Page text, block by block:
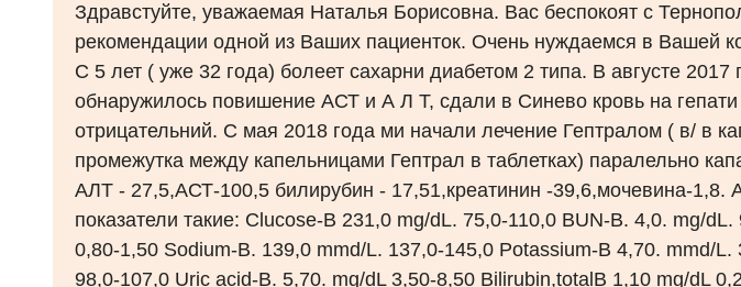
Здравстуйте, уважаемая Наталья Борисовна. Вас беспокоят с
рекомендации одной из Ваших пациенток. Очень нуждаемся в Вашей
С 5 лет ( уже 32 года) болеет сахарни диабетом 2 типа. В августе
обнаружилось повишение АСТ и А Л Т, сдали в Синево кровь на
отрицательний. С мая 2018 года ми начали лечение Гептралом ( в/ в
промежутка между капельницами Гептрал в таблетках) паралельно
АЛТ - 27,5,АСТ-100,5 билирубин - 17,51,креатинин -39,6,мочевина-1,8.
показатели такие: Clucose-B 231,0 mg/dL. 75,0-110,0 BUN-B. 4,0. mg/
0,80-1,50 Sodium-B. 139,0 mmd/L. 137,0-145,0 Potassium-B 4,70. mmd/
98,0-107,0 Uric acid-B. 5,70. mg/dL 3,50-8,50 Bilirubin,totalB 1,10 mg/dL